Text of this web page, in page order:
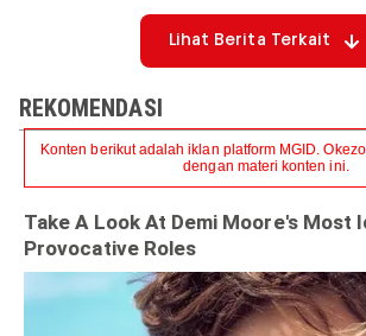
Lihat Berita Terkait